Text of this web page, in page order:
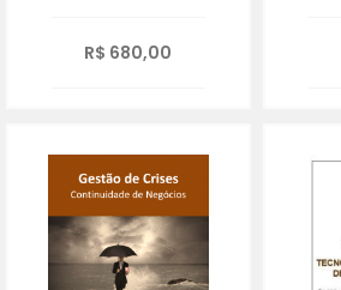
R$ 680,00